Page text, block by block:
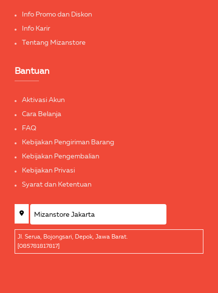
Info Promo dan Diskon
Info Karir
Tentang Mizanstore
Bantuan
Aktivasi Akun
Cara Belanja
FAQ
Kebijakan Pengiriman Barang
Kebijakan Pengembalian
Kebijakan Privasi
Syarat dan Ketentuan
Jl. Serua, Bojongsari, Depok, Jawa Barat.
[085781817817]